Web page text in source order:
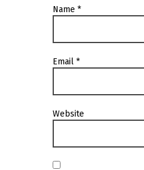
Name *
Email *
Website